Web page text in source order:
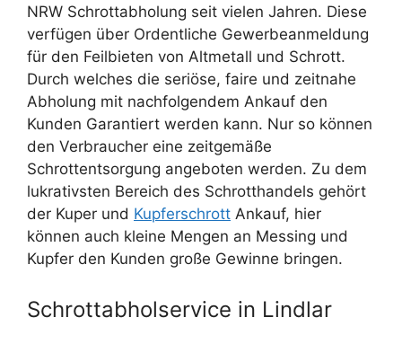
NRW Schrottabholung seit vielen Jahren. Diese
verfügen über Ordentliche Gewerbeanmeldung
für den Feilbieten von Altmetall und Schrott.
Durch welches die seriöse, faire und zeitnahe
Abholung mit nachfolgendem Ankauf den
Kunden Garantiert werden kann. Nur so können
den Verbraucher eine zeitgemäße
Schrottentsorgung angeboten werden. Zu dem
lukrativsten Bereich des Schrotthandels gehört
der Kuper und Kupferschrott Ankauf, hier
können auch kleine Mengen an Messing und
Kupfer den Kunden große Gewinne bringen.
Schrottabholservice in Lindlar